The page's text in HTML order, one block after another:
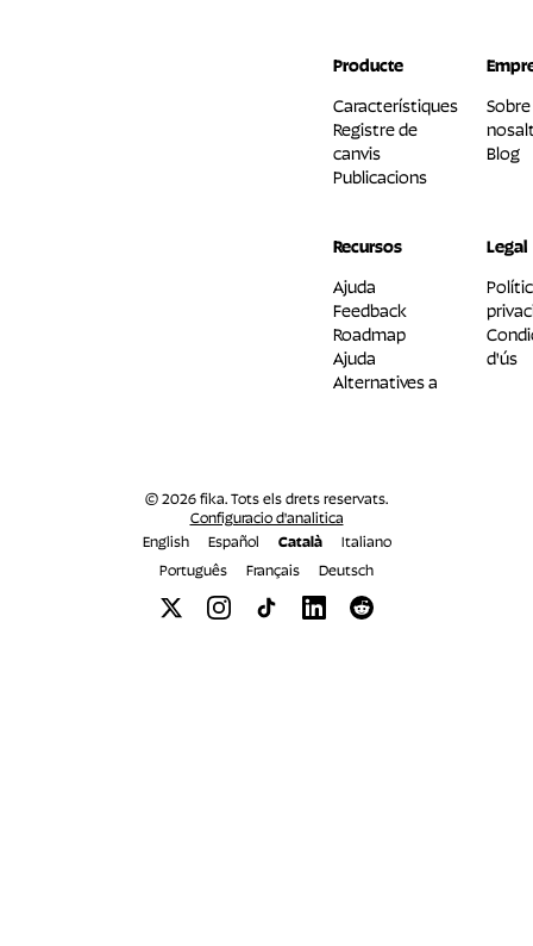
Producte
Característiques
Registre de
canvis
Publicacions
Sobre
Blog
Recursos
Ajuda
Feedback
Roadmap
Ajuda
Alternatives a
Legal
d'ús
© 2026 fika. Tots els drets reservats.
Configuracio d'analitica
English
Español Català
Italiano
Português
Français Deutsch